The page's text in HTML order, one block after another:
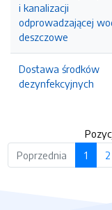
i kanalizacji
odprowadzającej
deszczowe
Dostawa środków
dezynfekcyjnych
Poprzednia
1 2